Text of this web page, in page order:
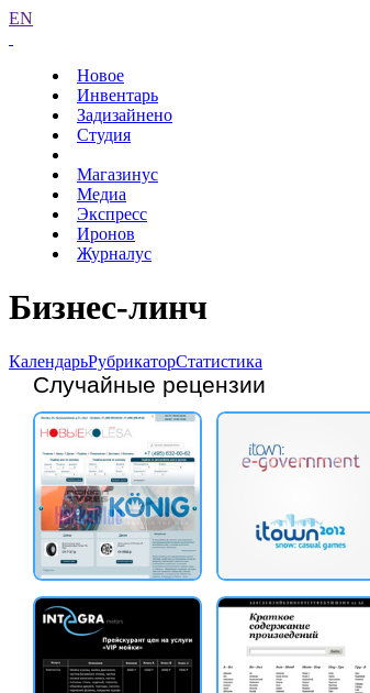
EN
Новое
Инвентарь
Задизайнено
Студия
Магазинус
Медиа
Экспресс
Иронов
Журналус
Бизнес-линч
КалендарьРубрикаторСтатистика
Случайные рецензии